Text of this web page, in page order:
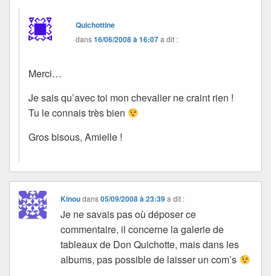
Quichottine
dans16/06/2008 à 16:07a dit :
Merci…
Je sais qu’avec toi mon chevalier ne craint rien !
Tu le connais très bien
Gros bisous, Amielle !
Kinoudans05/09/2008 à 23:39 a dit :
Je ne savais pas où déposer ce
commentaire, il concerne la galerie de
tableaux de Don Quichotte, mais dans les
albums, pas possible de laisser un com’s